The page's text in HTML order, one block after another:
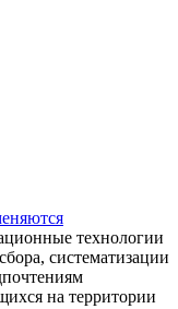
технологии
систематизации
на территории